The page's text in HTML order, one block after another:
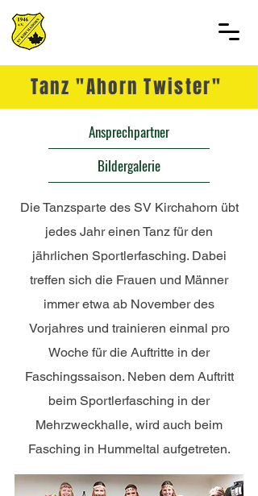
Tanz "Ahorn Twister"
Ansprechpartner
Bildergalerie
Die Tanzsparte des SV Kirchahorn übt
jedes Jahr einen Tanz für den
jährlichen Sportlerfasching. Dabei
treffen sich die Frauen und Männer
immer etwa ab November des
Vorjahres und trainieren einmal pro
Woche für die Auftritte in der
Faschingssaison. Neben dem Auftritt
beim Sportlerfasching in der
Mehrzweckhalle, wird auch beim
Fasching in Hummeltal aufgetreten.